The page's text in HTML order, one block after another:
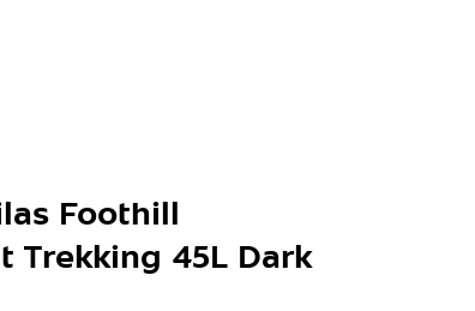
Foothill
Trekking 45L Dark